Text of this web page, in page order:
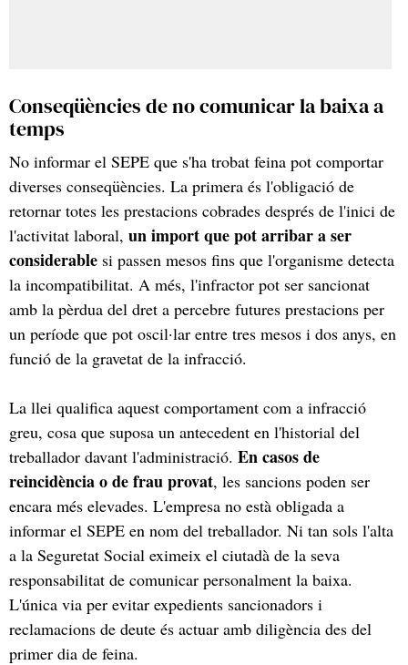
Conseqüències de no comunicar la baixa a
temps
No informar el SEPE que s'ha trobat feina pot comportar
diverses conseqüències. La primera és l'obligació de
retornar totes les prestacions cobrades després de l'inici de
l'activitat laboral, un import que pot arribar a ser
considerable si passen mesos fins que l'organisme detecta
la incompatibilitat. A més, l'infractor pot ser sancionat
amb la pèrdua del dret a percebre futures prestacions per
un període que pot oscil·lar entre tres mesos i dos anys, en
funció de la gravetat de la infracció.
La llei qualifica aquest comportament com a infracció
greu, cosa que suposa un antecedent en l'historial del
treballador davant l'administració. En casos de
reincidència o de frau provat, les sancions poden ser
encara més elevades. L'empresa no està obligada a
informar el SEPE en nom del treballador. Ni tan sols l'alta
a la Seguretat Social eximeix el ciutadà de la seva
responsabilitat de comunicar personalment la baixa.
L'única via per evitar expedients sancionadors i
reclamacions de deute és actuar amb diligència des del
primer dia de feina.